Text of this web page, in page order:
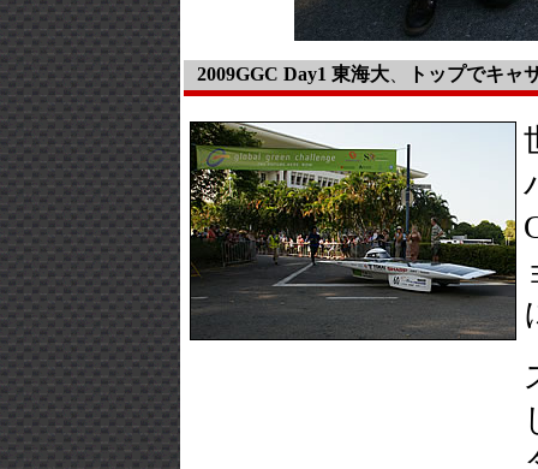
2009GGC Day1 東海大 トップでキャ